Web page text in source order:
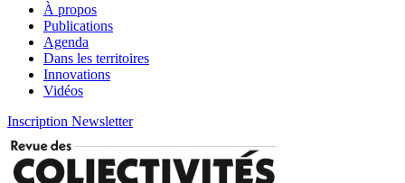
À propos
Publications
Agenda
Dans les territoires
Innovations
Vidéos
Inscription Newsletter